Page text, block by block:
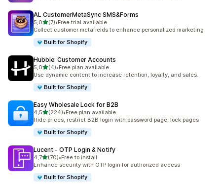
AL CustomerMetaSync SMS&Forms
5,0/ 5 tähteä
(7)
7 arvostelua yhteensä
•Free trial available
Collect customer metafields to enhance personalized marketing
Built for Shopify
Hubble: Customer Accounts
5,0/ 5 tähteä
(4)
4 arvostelua yhteensä
•Free plan available
Use dynamic content to increase retention, loyalty, and sales.
Built for Shopify
Easy Wholesale Lock for B2B
4,5/ 5 tähteä
(224)
224 arvostelua yhteensä
•Free plan available
Hide prices, restrict B2B login with password page, lock pages
Built for Shopify
Lucent ‑ OTP Login & Notify
4,7/ 5 tähteä
(70)
70 arvostelua yhteensä
•Free to install
Enhance security with OTP login for authorized access
Built for Shopify